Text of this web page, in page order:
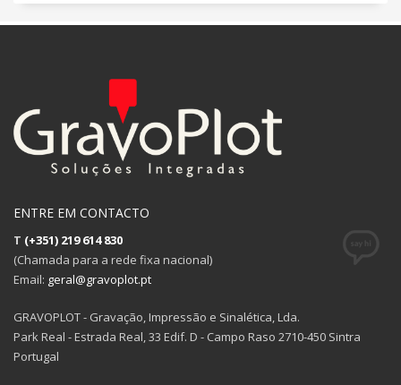
ENTRE EM CONTACTO
T (+351) 219 614 830
(Chamada para a rede fixa nacional)
Email: geral@gravoplot.pt
GRAVOPLOT - Gravação, Impressão e Sinalética, Lda.
Park Real - Estrada Real, 33 Edif. D - Campo Raso 2710-450 Sintra
Portugal